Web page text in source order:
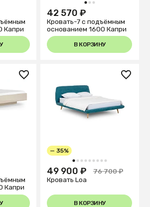
Капри
1 2 3
42 570 ₽
Кровать-7 с подъёмным
основанием 1600 Капри
В КОРЗИНУ
Капри
1 2 3 4 5 6 7 8 9
— 35%
49 900 ₽
76 700 ₽
Кровать Loa
В КОРЗИНУ